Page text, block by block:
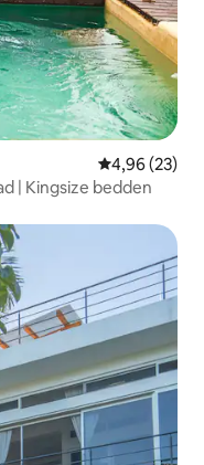
Gemiddelde
4,96 (23)
| Kingsize bedden